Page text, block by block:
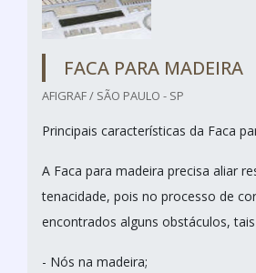
FACA PARA MADEIRA
AFIGRAF / SÃO PAULO - SP
Principais características da Faca
A Faca para madeira precisa aliar
tenacidade, pois no processo de
encontrados alguns obstáculos,
- Nós na madeira;